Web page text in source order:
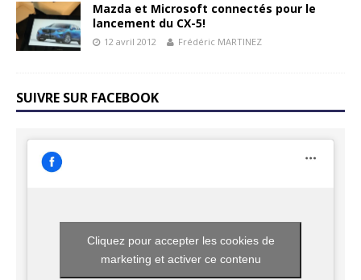
Mazda et Microsoft connectés pour le
lancement du CX-5!
12 avril 2012 Frédéric MARTINEZ
SUIVRE SUR FACEBOOK
Cliquez pour accepter les cookies de
marketing et activer ce contenu